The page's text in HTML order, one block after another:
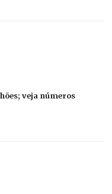
veja números